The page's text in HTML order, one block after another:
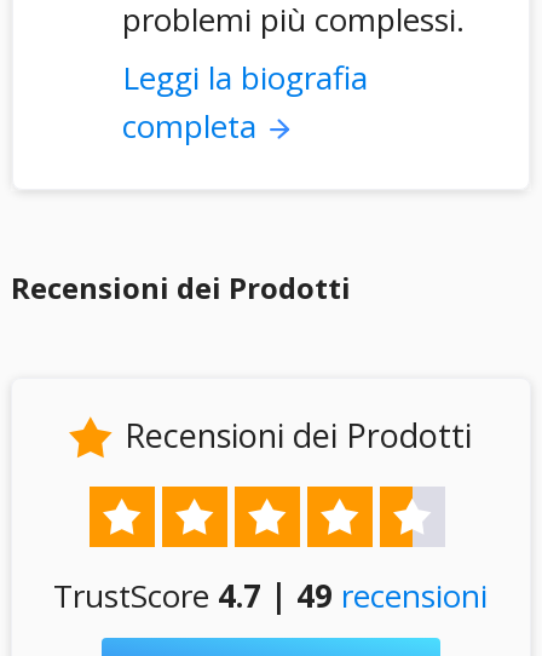
problemi più complessi.
Leggi la biografia
completa
Recensioni dei Prodotti
 Recensioni dei Prodotti
    
TrustScore 4.7 | 49 recensioni